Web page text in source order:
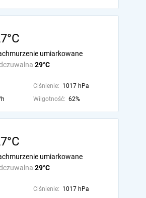
29°C
umiarkowane
Ciśnienie: 1017 hPa
Wilgotność: 62%
29°C
umiarkowane
Ciśnienie: 1017 hPa